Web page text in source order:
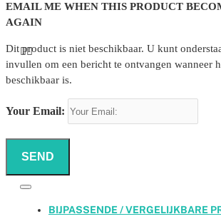
EMAIL ME WHEN THIS PRODUCT
AGAIN
Dit product is niet beschikbaar. U kunt
invullen om een bericht te ontvangen wanneer
beschikbaar is.
Your Email:
SEND
BIJPASSENDE / VERGELIJKBARE